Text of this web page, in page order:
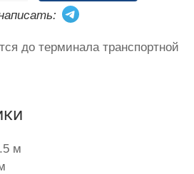
до терминала транспортной
м